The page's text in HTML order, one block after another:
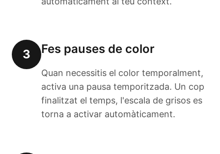
3 Fes pauses de color
Quan necessitis el color temporalment,
activa una pausa temporitzada. Un cop
finalitzat el temps, l'escala de grisos es
torna a activar automàticament.